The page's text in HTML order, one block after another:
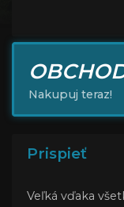
Nakupuj teraz!
Prispieť
Veľká vďaka